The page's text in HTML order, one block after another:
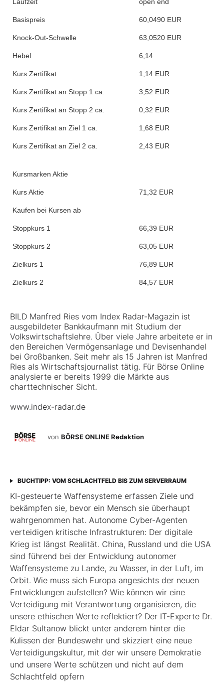
Laufzeit open end
Basispreis 60,0490 EUR
Knock-Out-Schwelle 63,0520 EUR
Hebel 6,14
Kurs Zertifikat 1,14 EUR
Kurs Zertifikat an Stopp 1 ca. 3,52 EUR
Kurs Zertifikat an Stopp 2 ca. 0,32 EUR
Kurs Zertifikat an Ziel 1 ca. 1,68 EUR
Kurs Zertifikat an Ziel 2 ca. 2,43 EUR
Kursmarken Aktie
Kurs Aktie 71,32 EUR
Kaufen bei Kursen ab
Stoppkurs 1 66,39 EUR
Stoppkurs 2 63,05 EUR
Zielkurs 1 76,89 EUR
Zielkurs 2 84,57 EUR
BILD Manfred Ries vom Index Radar-Magazin ist
ausgebildeter Bankkaufmann mit Studium der
Volkswirtschaftslehre. Über viele Jahre arbeitete er in
den Bereichen Vermögensanlage und Devisenhandel
bei Großbanken. Seit mehr als 15 Jahren ist Manfred
Ries als Wirtschaftsjournalist tätig. Für Börse Online
analysierte er bereits 1999 die Märkte aus
charttechnischer Sicht.
www.index-radar.de
von BÖRSE ONLINE Redaktion
BUCHTIPP: VOM SCHLACHTFELD BIS ZUM SERVERRAUM
KI-gesteuerte Waffensysteme erfassen Ziele und
bekämpfen sie, bevor ein Mensch sie überhaupt
wahrgenommen hat. Autonome Cyber-Agenten
verteidigen kritische Infrastrukturen: Der digitale
Krieg ist längst Realität. China, Russland und die USA
sind führend bei der Entwicklung autonomer
Waffensysteme zu Lande, zu Wasser, in der Luft, im
Orbit. Wie muss sich Europa angesichts der neuen
Entwicklungen aufstellen? Wie können wir eine
Verteidigung mit Verantwortung organisieren, die
unsere ethischen Werte reflektiert? Der IT-Experte Dr.
Eldar Sultanow blickt unter anderem hinter die
Kulissen der Bundeswehr und skizziert eine neue
Verteidigungskultur, mit der wir unsere Demokratie
und unsere Werte schützen und nicht auf dem
Schlachtfeld opfern